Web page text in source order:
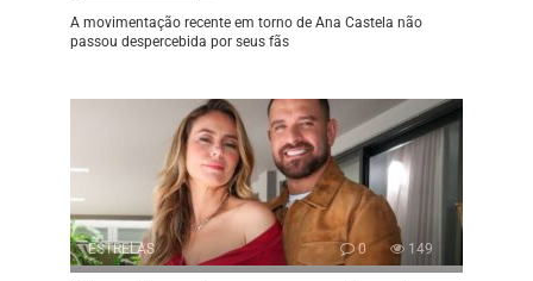
A movimentação recente em torno de Ana Castela não
passou despercebida por seus fãs
ESTRELAS 0 149